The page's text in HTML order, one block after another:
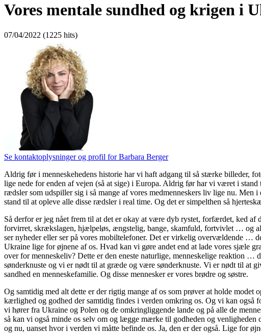
Vores mentale sundhed og krigen i
07/04/2022 (1225 hits)
Se kontaktoplysninger og profil for Barbara Berger
Aldrig før i menneskehedens historie har vi haft adgang til så stærke billeder,
lige nede for enden af vejen (så at sige) i Europa. Aldrig før har vi været i
rædsler som udspiller sig i så mange af vores medmenneskers liv lige nu.
stand til at opleve alle disse rædsler i real time. Og det er simpelthen så
Så derfor er jeg nået frem til at det er okay at være dyb rystet, forfærdet, ked af
forvirret, skrækslagen, hjælpeløs, ængstelig, bange, skamfuld, fortvivlet … og
ser nyheder eller ser på vores mobiltelefoner. Det er virkelig overvældende …
Ukraine lige for øjnene af os. Hvad kan vi gøre andet end at lade vores sjæle
over for menneskeliv? Dette er den eneste naturlige, menneskelige reaktion
sønderknuste og vi er nødt til at græde og være sønderknuste. Vi er nødt til at
sandhed en menneskefamilie. Og disse mennesker er vores brødre og søstre.
Og samtidig med alt dette er der rigtig mange af os som prøver at holde modet
kærlighed og godhed der samtidig findes i verden omkring os. Og vi kan
vi hører fra Ukraine og Polen og de omkringliggende lande og på alle de
så kan vi også minde os selv om og lægge mærke til godheden og
og nu, uanset hvor i verden vi måtte befinde os. Ja, den er der også. Lige for